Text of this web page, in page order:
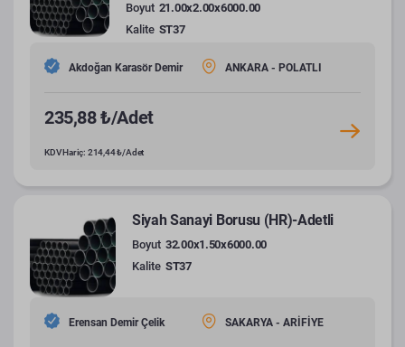
Boyut 21.00x2.00x6000.00
Kalite ST37
Akdoğan Karasör Demir ANKARA - POLATLI
235,88 ₺/Adet
KDV Hariç: 214,44 ₺/Adet
Siyah Sanayi Borusu (HR)-Adetli
Boyut 32.00x1.50x6000.00
Kalite ST37
Erensan Demir Çelik SAKARYA - ARİFİYE